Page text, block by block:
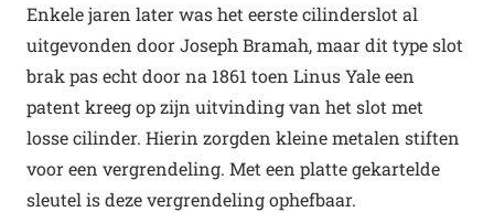
Enkele jaren later was het eerste cilinderslot al
uitgevonden door Joseph Bramah, maar dit type slot
brak pas echt door na 1861 toen Linus Yale een
patent kreeg op zijn uitvinding van het slot met
losse cilinder. Hierin zorgden kleine metalen stiften
voor een vergrendeling. Met een platte gekartelde
sleutel is deze vergrendeling ophefbaar.